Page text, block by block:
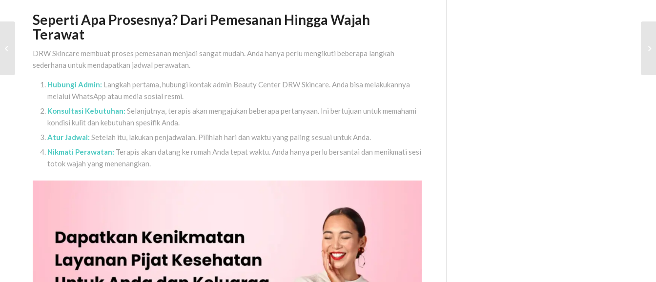
Seperti Apa Prosesnya? Dari Pemesanan Hingga Wajah
Terawat
DRW Skincare membuat proses pemesanan menjadi sangat mudah. Anda hanya perlu mengikuti beberapa langkah
sederhana untuk mendapatkan jadwal perawatan.
Hubungi Admin: Langkah pertama, hubungi kontak admin Beauty Center DRW Skincare. Anda bisa melakukannya
melalui WhatsApp atau media sosial resmi.
Konsultasi Kebutuhan: Selanjutnya, terapis akan mengajukan beberapa pertanyaan. Ini bertujuan untuk memahami
kondisi kulit dan kebutuhan spesifik Anda.
Atur Jadwal: Setelah itu, lakukan penjadwalan. Pilihlah hari dan waktu yang paling sesuai untuk Anda.
Nikmati Perawatan: Terapis akan datang ke rumah Anda tepat waktu. Anda hanya perlu bersantai dan menikmati sesi
totok wajah yang menenangkan.
Panduan Pijat untuk
Manfaat, dan 10
Rekomendasi Tempat...